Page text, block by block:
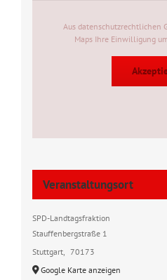
Veranstaltungsort
SPD-Landtagsfraktion
Stauffenbergstraße 1
Stuttgart,
70173
Google Karte anzeigen
Aus datenschutzrechtlichen
Maps Ihre Einwilligung